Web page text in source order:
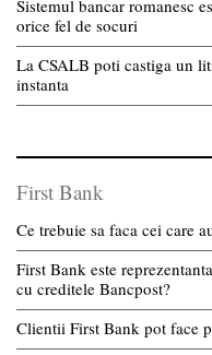
Sistemul bancar romanesc
orice fel de socuri
La CSALB poti castiga un
instanta
First Bank
Ce trebuie sa faca cei care
First Bank este
cu creditele Bancpost?
Clientii First Bank pot face